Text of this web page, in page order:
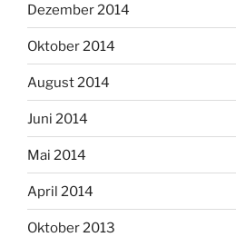
Dezember 2014
Oktober 2014
August 2014
Juni 2014
Mai 2014
April 2014
Oktober 2013